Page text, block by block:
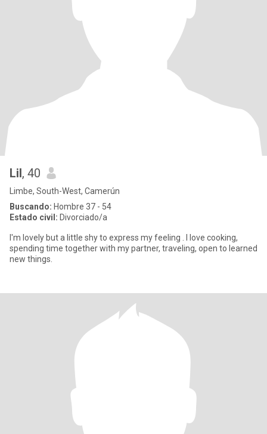
Lil, 40
Limbe, South-West, Camerún
Buscando: Hombre 37 - 54
Estado civil: Divorciado/a
I'm lovely but a little shy to express my feeling . I love cooking,
spending time together with my partner, traveling, open to learned
new things.